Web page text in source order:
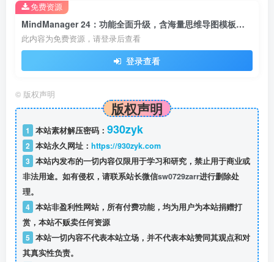
MindManager 24：功能全面升级，含海量思维导图模板，从学生到职场人都需要！
此内容为免费资源，请登录后查看
登录查看
免费资源
© 版权声明
版权声明
1 本站素材解压密码： 930zyk
2 本站永久网址： https://930zyk.com
3 本站内发布的一切内容仅限用于学习和研究，禁止用于商业或
非法用途。如有侵权，请联系站长微信sw0729zarr进行删除处
理。
4 本站非盈利性网站，所有付费功能，均为用户为本站捐赠打
赏，本站不贩卖任何资源
5 本站一切内容不代表本站立场，并不代表本站赞同其观点和对
其真实性负责。